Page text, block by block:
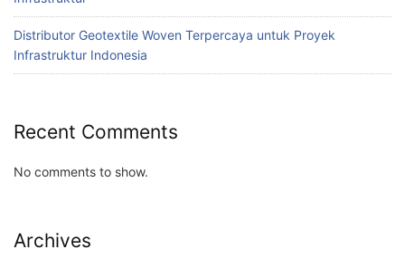
Distributor Geotextile Woven Terpercaya untuk Proyek
Infrastruktur Indonesia
Recent Comments
No comments to show.
Archives